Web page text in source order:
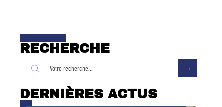
RECHERCHE
DERNIÈRES ACTUS